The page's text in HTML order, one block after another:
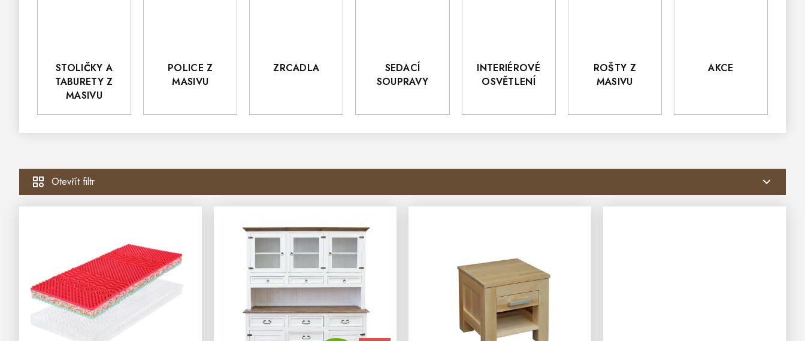
STOLIČKY A
TABURETY Z
MASIVU
POLICE Z
MASIVU
ZRCADLA
SEDACÍ
SOUPRAVY
INTERIÉROVÉ
OSVĚTLENÍ
ROŠTY Z
MASIVU
AKCE
Otevřít filtr
V